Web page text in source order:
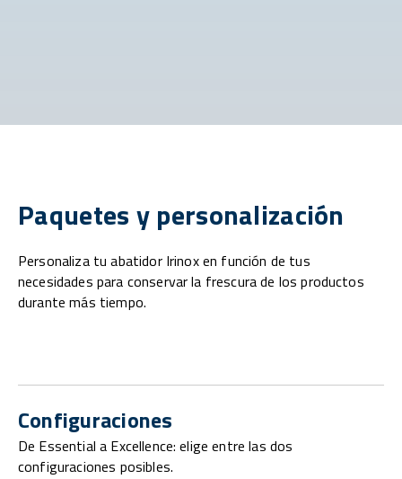
Paquetes y personalización
Personaliza tu abatidor Irinox en función de tus
necesidades para conservar la frescura de los productos
durante más tiempo.
Configuraciones
De Essential a Excellence: elige entre las dos
configuraciones posibles.